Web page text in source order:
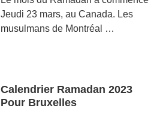
Jeudi 23 mars, au Canada. Les
musulmans de Montréal …
Calendrier Ramadan 2023
Pour Bruxelles